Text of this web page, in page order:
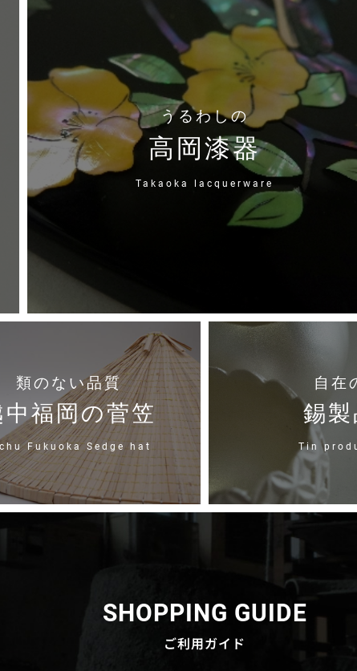
うるわしの
高岡漆器
Takaoka lacquerware
類のない品質
中福岡の菅笠
Fukuoka Sedge hat
自在
錫製
Tin
SHOPPING GUIDE
ご利用ガイド